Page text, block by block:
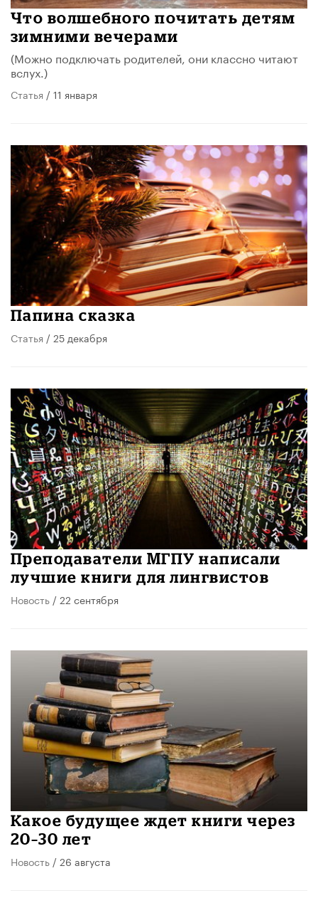
Что волшебного почитать детям
зимними вечерами
(Можно подключать родителей, они классно читают
вслух.)
Статья / 11 января
Папина сказка
Статья / 25 декабря
Преподаватели МГПУ написали
лучшие книги для лингвистов
Новость / 22 сентября
Какое будущее ждет книги через
20–30 лет
Новость / 26 августа